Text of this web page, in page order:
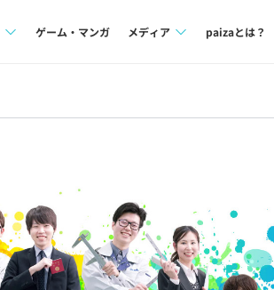
ゲーム・マンガ メディア paizaとは？